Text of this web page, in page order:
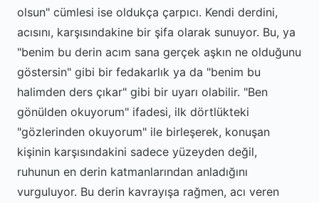
olsun" cümlesi ise oldukça çarpıcı. Kendi derdini,
acısını, karşısındakine bir şifa olarak sunuyor. Bu, ya
"benim bu derin acım sana gerçek aşkın ne olduğunu
göstersin" gibi bir fedakarlık ya da "benim bu
halimden ders çıkar" gibi bir uyarı olabilir. "Ben
gönülden okuyorum" ifadesi, ilk dörtlükteki
"gözlerinden okuyorum" ile birleşerek, konuşan
kişinin karşısındakini sadece yüzeyden değil,
ruhunun en derin katmanlarından anladığını
vurguluyor. Bu derin kavrayışa rağmen, acı veren